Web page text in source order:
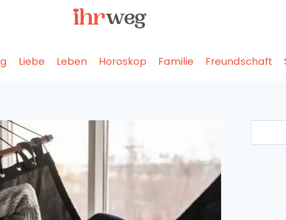
Liebe Leben Horoskop Familie Freundschaft